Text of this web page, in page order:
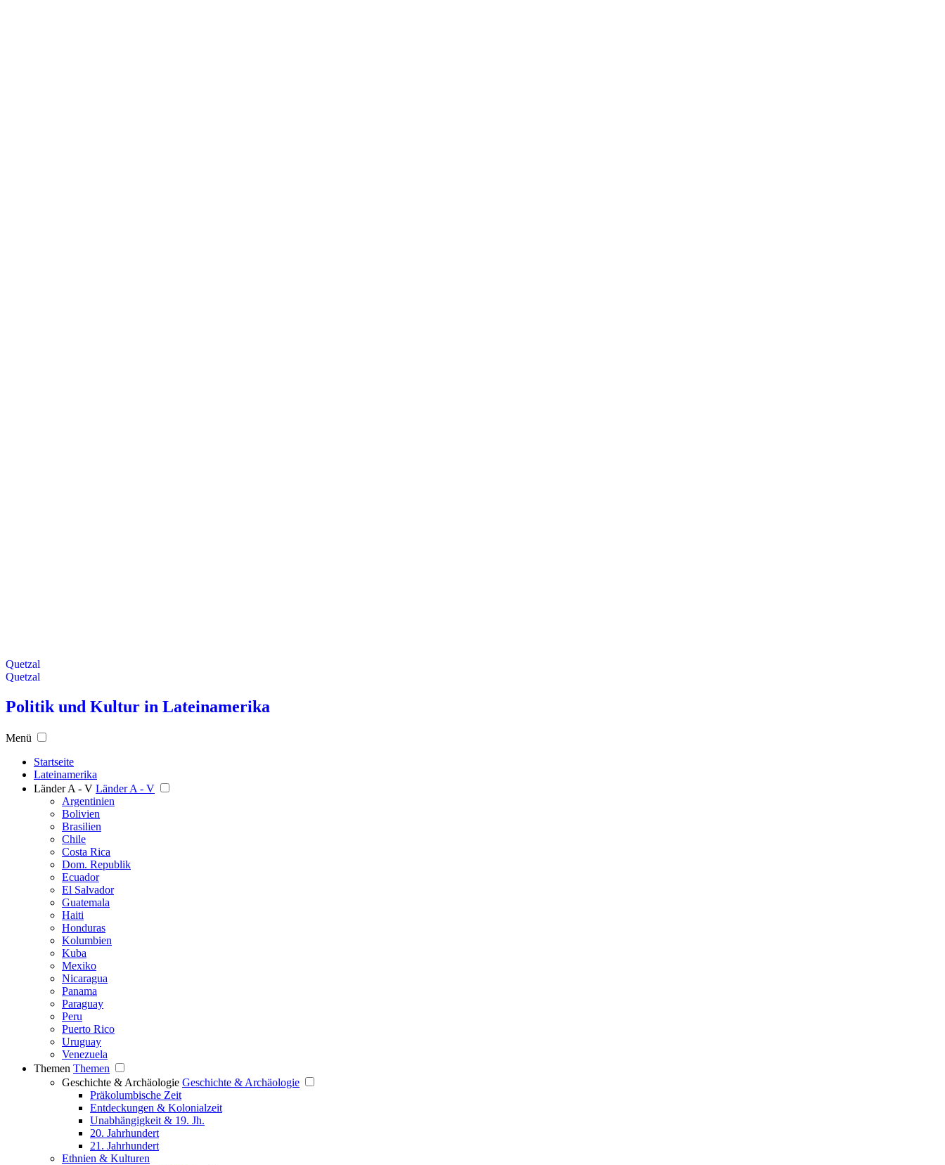
Quetzal
Quetzal
Politik und Kultur in Lateinamerika
Menü
Startseite
Lateinamerika
Länder A - V Länder A - V
Argentinien
Bolivien
Brasilien
Chile
Costa Rica
Dom. Republik
Ecuador
El Salvador
Guatemala
Haiti
Honduras
Kolumbien
Kuba
Mexiko
Nicaragua
Panama
Paraguay
Peru
Puerto Rico
Uruguay
Venezuela
Themen Themen
Geschichte & Archäologie Geschichte & Archäologie
Präkolumbische Zeit
Entdeckungen & Kolonialzeit
Unabhängigkeit & 19. Jh.
20. Jahrhundert
21. Jahrhundert
Ethnien & Kulturen